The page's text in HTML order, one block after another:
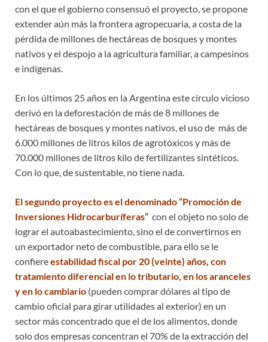
con el que el gobierno consensuó el proyecto, se propone
extender aún más la frontera agropecuaria, a costa de la
pérdida de millones de hectáreas de bosques y montes
nativos y el despojo a la agricultura familiar, a campesinos
e indígenas.
En los últimos 25 años en la Argentina este círculo vicioso
derivó en la deforestación de más de 8 millones de
hectáreas de bosques y montes nativos, el uso de más de
6.000 millones de litros kilos de agrotóxicos y más de
70.000 millones de litros kilo de fertilizantes sintéticos.
Con lo que, de sustentable, no tiene nada.
El segundo proyecto es el denominado “Promoción de
Inversiones Hidrocarburíferas” con el objeto no solo de
lograr el autoabastecimiento, sino el de convertirnos en
un exportador neto de combustible, para ello se le
confiereestabilidad fiscal por 20 (veinte) años, con
tratamiento diferencial en lo tributario, en los aranceles
y en lo cambiario (pueden comprar dólares al tipo de
cambio oficial para girar utilidades al exterior) en un
sector más concentrado que el de los alimentos, donde
solo dos empresas concentran el 70% de la extracción del